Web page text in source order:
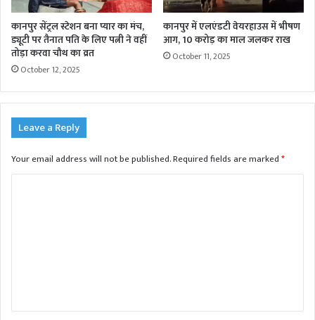
कानपुर सेंट्रल स्टेशन बना प्यार का मंच,
ड्यूटी पर तैनात पति के लिए पत्नी ने वहीं
तोड़ा करवा चौथ का व्रत
October 12, 2025
कानपुर में एलएंडटी वेयरहाउस में भीषण
आग, 10 करोड़ का माल जलकर राख
October 11, 2025
Leave a Reply
Your email address will not be published.Required fields are marked*
t